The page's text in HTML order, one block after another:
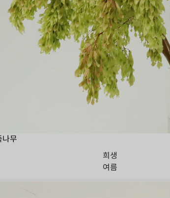
나무
희생
여름